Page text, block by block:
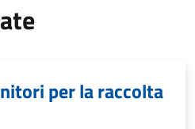
per la raccolta